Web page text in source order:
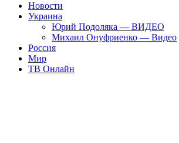
Новости
Украина
Юрий Подоляка — ВИДЕО
Михаил Онуфриенко — Видео
Россия
Мир
ТВ Онлайн